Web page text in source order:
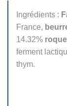
Ingrédients :
France,
14.32%
ferment
thym.